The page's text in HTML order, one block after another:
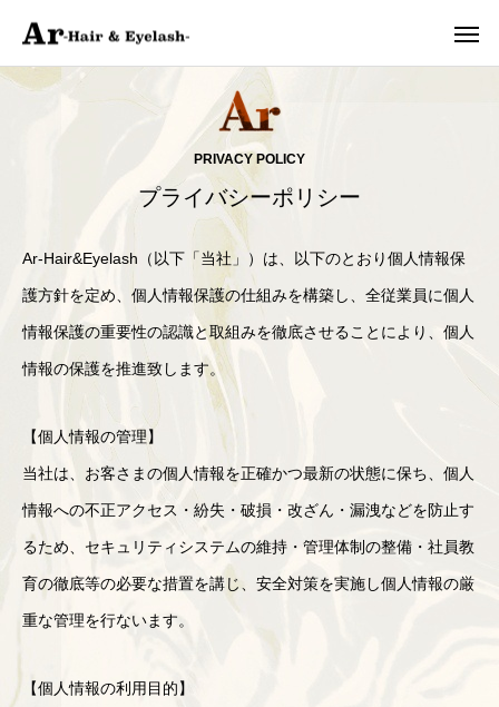
PRIVACY POLICY
プライバシーポリシー
Ar-Hair&Eyelash（以下「当社」）は、以下のとおり個人情報保
護方針を定め、個人情報保護の仕組みを構築し、全従業員に個人
情報保護の重要性の認識と取組みを徹底させることにより、個人
情報の保護を推進致します。
【個人情報の管理】
当社は、お客さまの個人情報を正確かつ最新の状態に保ち、個人
情報への不正アクセス・紛失・破損・改ざん・漏洩などを防止す
るため、セキュリティシステムの維持・管理体制の整備・社員教
育の徹底等の必要な措置を講じ、安全対策を実施し個人情報の厳
重な管理を行ないます。
【個人情報の利用目的】